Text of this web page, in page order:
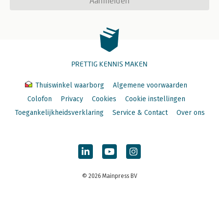
PRETTIG KENNIS MAKEN
Thuiswinkel waarborg
Algemene voorwaarden
Colofon
Privacy Cookies
Cookie instellingen
Toegankelijkheidsverklaring
Service & Contact Over ons
© 2026 Mainpress BV